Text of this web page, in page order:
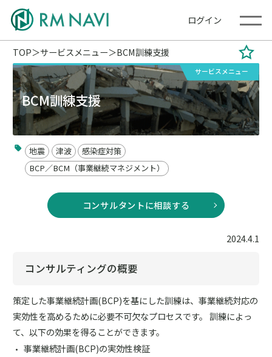
ログイン
TOP サービスメニュー BCM訓練支援
サービスメニュー
BCM訓練支援
地震 津波
感染症対策
BCP／BCM（事業継続マネジメント）
コンサルタントに相談する
2024.4.1
コンサルティングの概要
策定した事業継続計画(BCP)を基にした訓練は、事業継続対応の
実効性を高めるために必要不可欠なプロセスです。 訓練によっ
て、以下の効果を得ることができます。
事業継続計画(BCP)の実効性検証